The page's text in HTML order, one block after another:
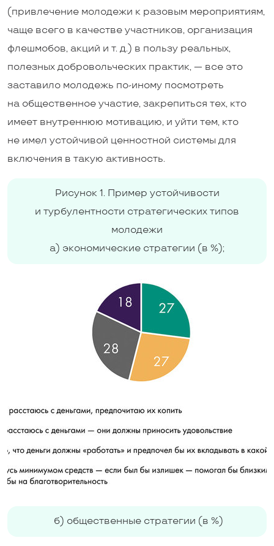
(привлечение молодежи к разовым мероприятиям,
чаще всего в качестве участников, организация
флешмобов, акций и т. д.) в пользу реальных,
полезных добровольческих практик, — все это
заставило молодежь по-иному посмотреть
на общественное участие, закрепиться тех, кто
имеет внутреннюю мотивацию, и уйти тем, кто
не имел устойчивой ценностной системы для
включения в такую активность.
Рисунок 1. Пример устойчивости
и турбулентности стратегических типов
молодежи
а) экономические стратегии (в %);
б) общественные стратегии (в %)